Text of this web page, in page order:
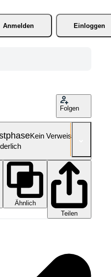
Anmelden
Einloggen
Folgen
Kein Verweis
Ähnlich
Teilen